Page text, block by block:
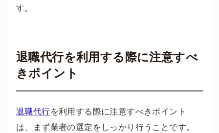
す。
退職代行を利用する際に注意すべ
きポイント
退職代行を利用する際に注意すべきポイント
は、まず業者の選定をしっかり行うことです。